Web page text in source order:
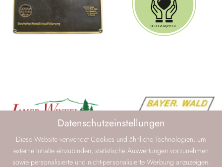
Datenschutzeinstellungen
Diese Website verwendet Cookies und ähnliche Technologien, um
externe Inhalte einzubinden, statistische Auswertungen vorzunehmen
sowie personalisierte und nicht-personalisierte Werbung anzuzeigen.